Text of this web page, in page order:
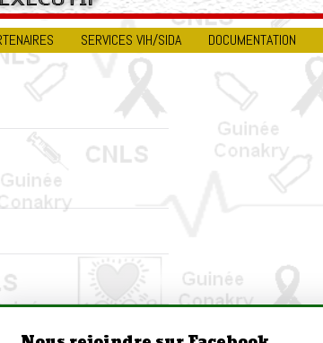
SERVICES VIH/SIDA DOCUMENTATION